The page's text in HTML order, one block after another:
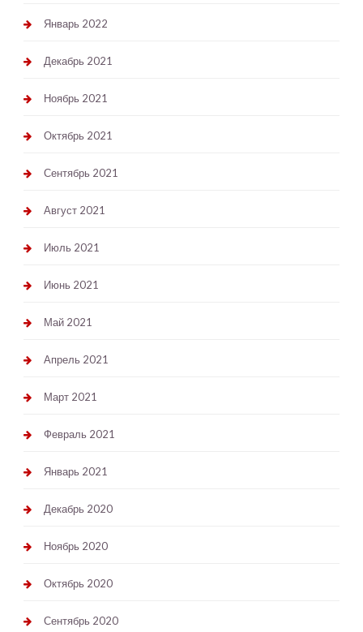
Январь 2022
Декабрь 2021
Ноябрь 2021
Октябрь 2021
Сентябрь 2021
Август 2021
Июль 2021
Июнь 2021
Май 2021
Апрель 2021
Март 2021
Февраль 2021
Январь 2021
Декабрь 2020
Ноябрь 2020
Октябрь 2020
Сентябрь 2020